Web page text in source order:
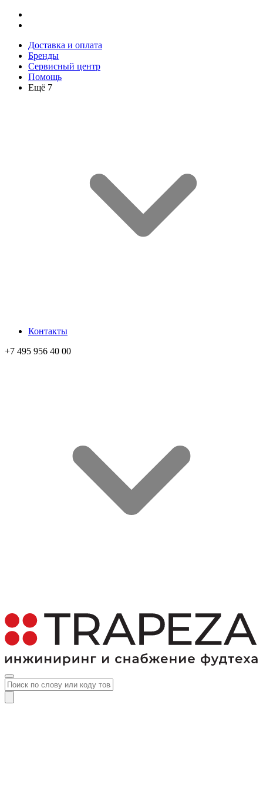
Доставка и оплата
Бренды
Сервисный центр
Помощь
Ещё 7
Контакты
+7 495 956 40 00